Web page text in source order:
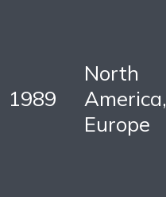
1989
North
America,
Europe